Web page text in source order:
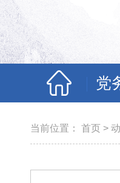
党
当前位置： 首页 >